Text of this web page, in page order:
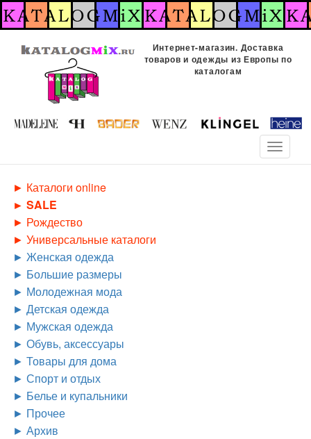
Перейти
к
содержанию
Интернет-магазин. Доставка
товаров и одежды из Европы по
каталогам
Toggle
Каталоги online
SALE
Рождество
Универсальные каталоги
Женская одежда
Большие размеры
Молодежная мода
Детская одежда
Мужская одежда
Обувь, аксессуары
Товары для дома
Спорт и отдых
Белье и купальники
Прочее
Архив